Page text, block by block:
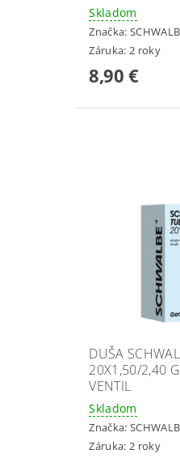
Skladom
Značka:
Záruka: 2 roky
8,90 €
DUŠA
20X1,50/2,40
VENTIL
Skladom
Značka:
Záruka: 2 roky